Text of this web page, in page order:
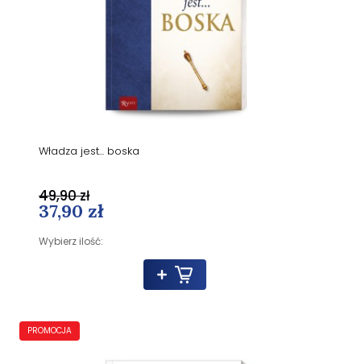
Władza jest... boska
37,90 zł
Wybierz ilość:
49,90 zł
PROMOCJA